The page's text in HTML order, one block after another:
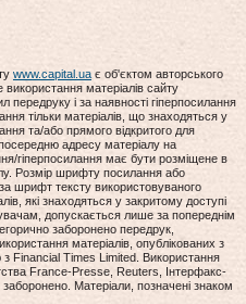
www.capital.ua є об'єктом авторського
матеріалів сайту
передруку і за наявності гіперпосилання
тільки матеріалів, що знаходяться у
та/або прямого відкритого для
адресу матеріалу на
гіперпосилання має бути розміщене в
Розмір шрифту посилання або
шрифт тексту використовуваного
які знаходяться у закритому доступі
допускається лише за попереднім
заборонено передрук,
матеріалів, опублікованих з
Financial Times Limited. Використання
France-Presse, Reuters, Інтерфакс-
Матеріали, позначені знаком